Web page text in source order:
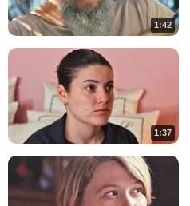
1:42
1:37